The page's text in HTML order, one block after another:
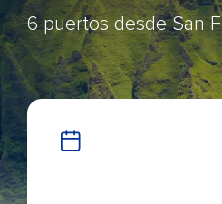
6 puertos desde San